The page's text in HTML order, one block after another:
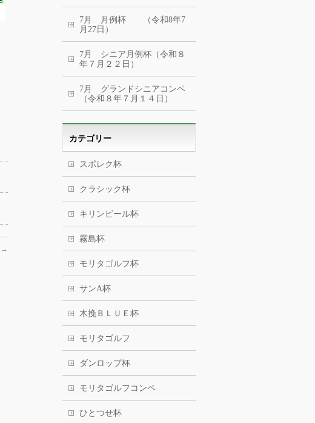
→
7月 月例杯 （令和8年7
月27日）
7月 シニア月例杯（令和８
年７月２２日）
7月 グランドシニアコンペ
（令和８年７月１４日）
カテゴリー
スポレク杯
クラシック杯
キリンビール杯
霧島杯
モリタゴルフ杯
サンA杯
木挽ＢＬＵＥ杯
モリタゴルフ
ダンロップ杯
モリタゴルフコンペ
ひとつせ杯